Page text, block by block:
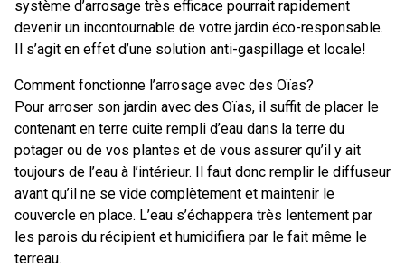
système d’arrosage très efficace pourrait rapidement
devenir un incontournable de votre jardin éco-responsable.
Il s’agit en effet d’une solution anti-gaspillage et locale!
Comment fonctionne l’arrosage avec des Oïas?
Pour arroser son jardin avec des Oïas, il suffit de placer le
contenant en terre cuite rempli d’eau dans la terre du
potager ou de vos plantes et de vous assurer qu’il y ait
toujours de l’eau à l’intérieur. Il faut donc remplir le diffuseur
avant qu’il ne se vide complètement et maintenir le
couvercle en place. L’eau s’échappera très lentement par
les parois du récipient et humidifiera par le fait même le
terreau.